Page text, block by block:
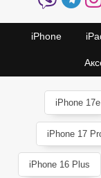
iPhone
iPhone 17e
iPhone 17
iPhone 16 Plus